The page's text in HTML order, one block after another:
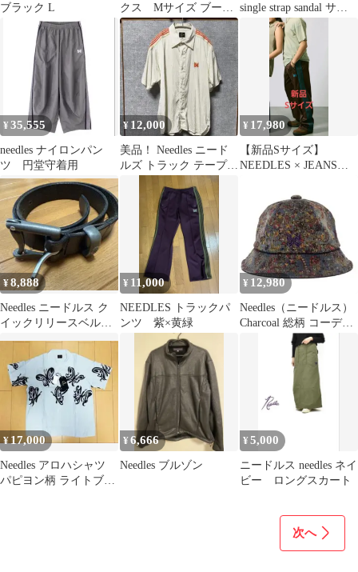
ブラック L
クス Mサイズ ブーツ
カットトラザース
single strap sandal サイ
¥ 35,555
needles ナイロンパン
ツ 円堂守着用
¥ 12,000
美品！ Needles ニード
ルズ トラック テープ
シャツ 白×オレンジ
¥ 17,980
【新品Sサイズ】
NEEDLES × JEANS
¥8,888
Needles ニードルス ク
イックリリースベルト
ファイヤーマン
¥ 11,000
NEEDLES トラックパ
ンツ 紫×黄緑
¥ 12,980
Needles（ニードルス）
Charcoal 総柄 コーデュ
ロイ バケットハット
¥17,000
Needles アロハシャツ
パピヨン柄 ライトブル
¥6,666
Needles ブルゾン
¥5,000
ニードルス needles ネイ
ビー ロングスカート
次へ